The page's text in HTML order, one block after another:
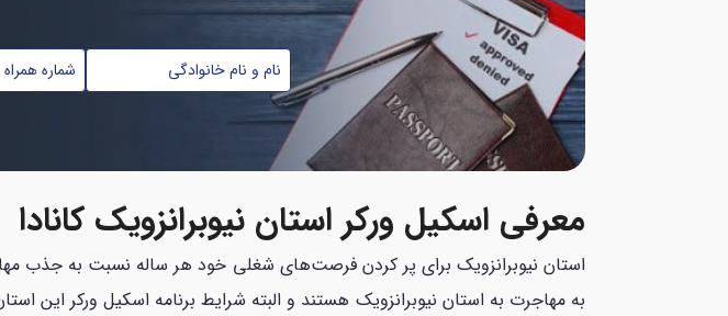
نام
و
نام
خانوادگی
*
شماره
موبایل
*
تابعیت
معرفی اسکیل ورکر استان نیوبرانزویک کانادا
استان نیوبرانزویک برای پر کردن فرصت‌های شغلی خود هر ساله نسبت به جذب
به مهاجرت به استان نیوبرانزویک هستند و البته شرایط برنامه اسکیل ورکر این